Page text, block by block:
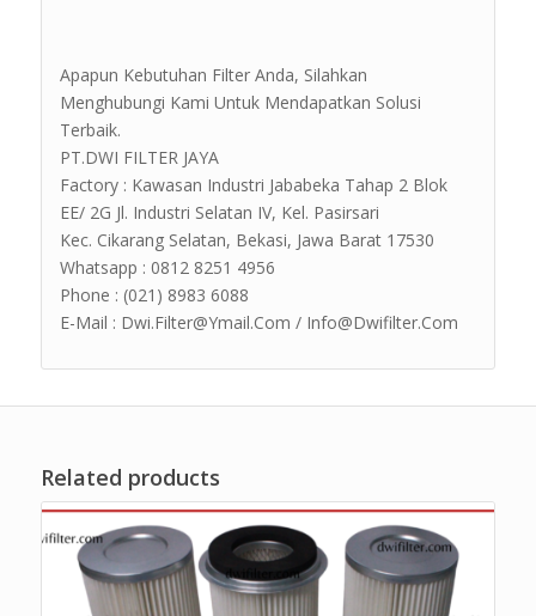
Apapun Kebutuhan Filter Anda, Silahkan
Menghubungi Kami Untuk Mendapatkan Solusi
Terbaik.
PT.DWI FILTER JAYA
Factory : Kawasan Industri Jababeka Tahap 2 Blok
EE/ 2G Jl. Industri Selatan IV, Kel. Pasirsari
Kec. Cikarang Selatan, Bekasi, Jawa Barat 17530
Whatsapp : 0812 8251 4956
Phone : (021) 8983 6088
E-Mail : Dwi.Filter@Ymail.Com / Info@Dwifilter.Com
Related products